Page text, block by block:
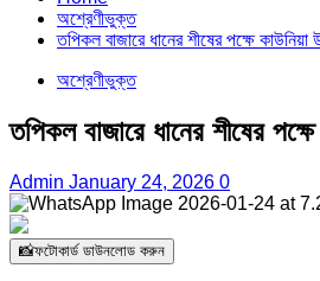
অশ্রেণীভুক্ত
তপিকল বাজারে ধানের শীষের পক্ষে
অশ্রেণীভুক্ত
তপিকল বাজারে ধানের শীষের
Admin January 24, 2026 0
📸ফটোকার্ড ডাউনলোড করুন